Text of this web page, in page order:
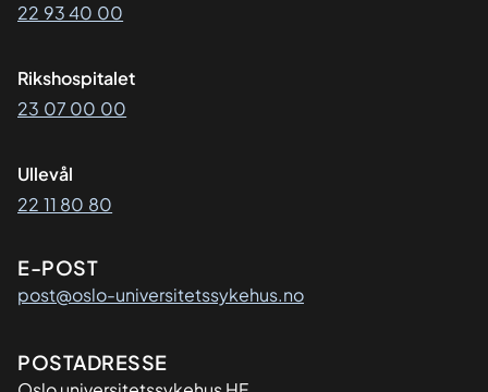
22 93 40 00
Rikshospitalet
23 07 00 00
Ullevål
22 11 80 80
E-POST
post@oslo-universitetssykehus.no
Adresse
POSTADRESSE